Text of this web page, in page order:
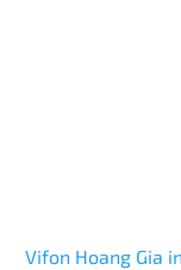
Vifon Hoang Gia